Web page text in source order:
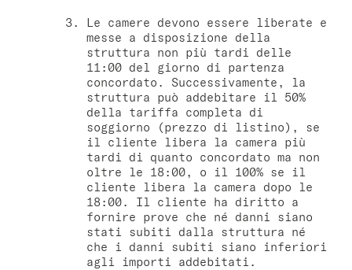
Le camere devono essere liberate e
messe a disposizione della
struttura non più tardi delle
11:00 del giorno di partenza
concordato. Successivamente, la
struttura può addebitare il 50%
della tariffa completa di
soggiorno (prezzo di listino), se
il cliente libera la camera più
tardi di quanto concordato ma non
oltre le 18:00, o il 100% se il
cliente libera la camera dopo le
18:00. Il cliente ha diritto a
fornire prove che né danni siano
stati subiti dalla struttura né
che i danni subiti siano inferiori
agli importi addebitati.